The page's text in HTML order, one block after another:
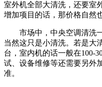
室外机全部大清洗，还要室
增加项目的话，那价格自然
市场中，中央空调清洗一
当然这只是小清洗。若是大
台，室内机的话一般在100-
试、设备维修等还需要另外
准。